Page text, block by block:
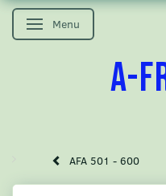
Skifte navigation
Menu
A-
AFA 501 - 600